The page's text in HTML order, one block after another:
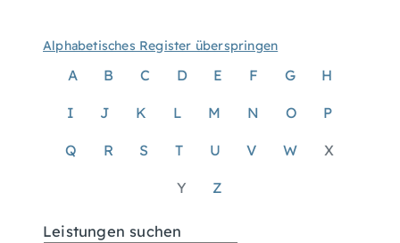
Alphabetisches Register überspringen
A B C D E F G H
I J K L M N O P
Q R S T U V W X
Y Z
Leistungen suchen